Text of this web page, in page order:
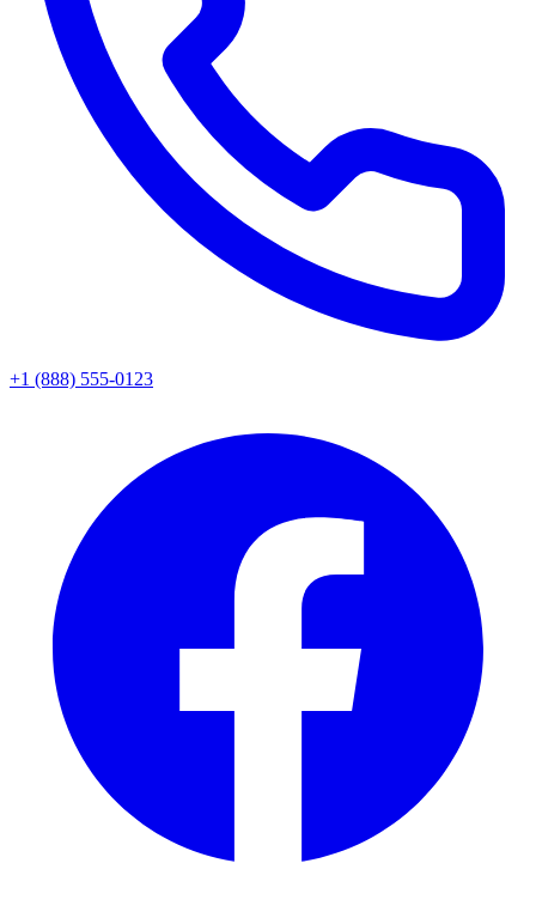
+1 (888) 555-0123